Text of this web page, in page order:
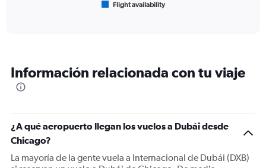
categories.
The
Y
axis
displaying
Number
Flight availability
Información relacionada con tu viaje
¿A qué aeropuerto llegan los vuelos a Dubái desde
Chicago?
La mayoría de la gente vuela a Internacional de Dubái (DXB)